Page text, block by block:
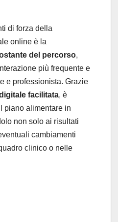
di forza della
online è la
del percorso,
più frequente e
e professionista. Grazie
facilitata, è
piano alimentare in
non solo ai risultati
cambiamenti
clinico o nelle